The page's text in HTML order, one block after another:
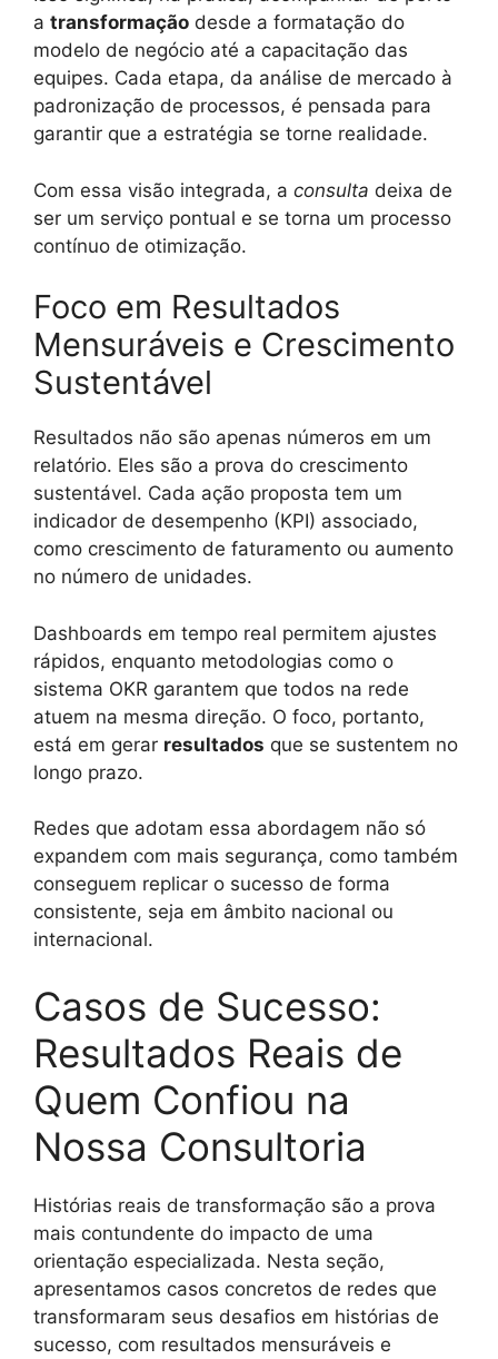
a transformação desde a formatação do
modelo de negócio até a capacitação das
equipes. Cada etapa, da análise de mercado à
padronização de processos, é pensada para
garantir que a estratégia se torne realidade.
Com essa visão integrada, a consulta deixa de
ser um serviço pontual e se torna um processo
contínuo de otimização.
Foco em Resultados
Mensuráveis e Crescimento
Sustentável
Resultados não são apenas números em um
relatório. Eles são a prova do crescimento
sustentável. Cada ação proposta tem um
indicador de desempenho (KPI) associado,
como crescimento de faturamento ou aumento
no número de unidades.
Dashboards em tempo real permitem ajustes
rápidos, enquanto metodologias como o
sistema OKR garantem que todos na rede
atuem na mesma direção. O foco, portanto,
está em gerar resultados que se sustentem no
longo prazo.
Redes que adotam essa abordagem não só
expandem com mais segurança, como também
conseguem replicar o sucesso de forma
consistente, seja em âmbito nacional ou
internacional.
Casos de Sucesso:
Resultados Reais de
Quem Confiou na
Nossa Consultoria
Histórias reais de transformação são a prova
mais contundente do impacto de uma
orientação especializada. Nesta seção,
apresentamos casos concretos de redes que
transformaram seus desafios em histórias de
sucesso, com resultados mensuráveis e